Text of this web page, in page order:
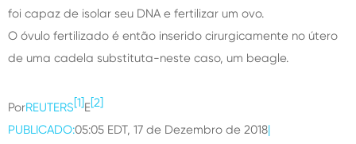
foi capaz de isolar seu DNA e fertilizar um ovo.
O óvulo fertilizado é então inserido cirurgicamente no útero
de uma cadela substituta-neste caso, um beagle.
PorREUTERS[1]E[2]
PUBLICADO:05:05 EDT, 17 de Dezembro de 2018|